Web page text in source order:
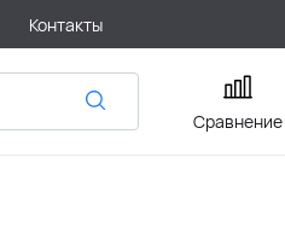
Контакты
Сравнение